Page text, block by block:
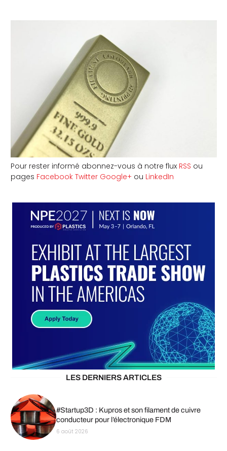
Pour rester informé abonnez-vous à notre flux RSS ou
pages Facebook Twitter Google+ ou LinkedIn
LES DERNIERS ARTICLES
#Startup3D : Kupros et son filament de cuivre
conducteur pour l’électronique FDM
6 août 2026